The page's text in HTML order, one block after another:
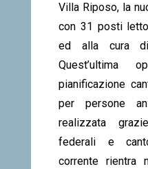
Villa Riposo, la
con 31 posti
ed alla cura di
Quest’ultima
pianificazione
per persone
realizzata
federali e
corrente rientra